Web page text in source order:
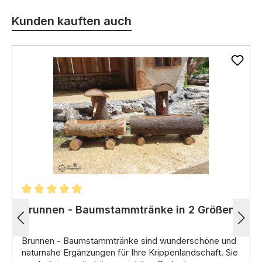
Kunden kauften auch
Durchschnittliche Bewertung von 4.98 von 5
Brunnen - Baumstammtränke in 2 Größen
Brunnen - Baumstammtränke sind wunderschöne und
naturnahe Ergänzungen für Ihre Krippenlandschaft. Sie